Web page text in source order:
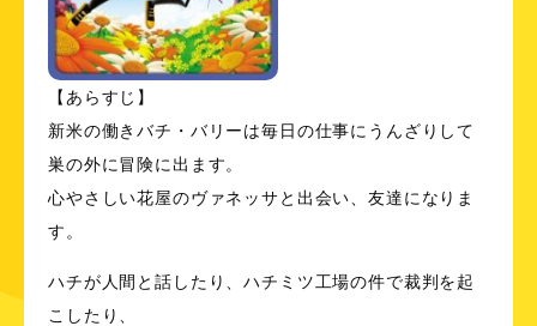
【あらすじ】
新米の働きバチ・バリーは毎日の仕事にうんざりして
巣の外に冒険に出ます。
心やさしい花屋のヴァネッサと出会い、友達になりま
す。
ハチが人間と話したり、ハチミツ工場の件で裁判を起
こしたり、